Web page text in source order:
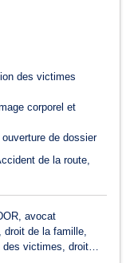
des victimes
corporel et
de dossier
de la route
avocat
de la famille,
des victimes, droit